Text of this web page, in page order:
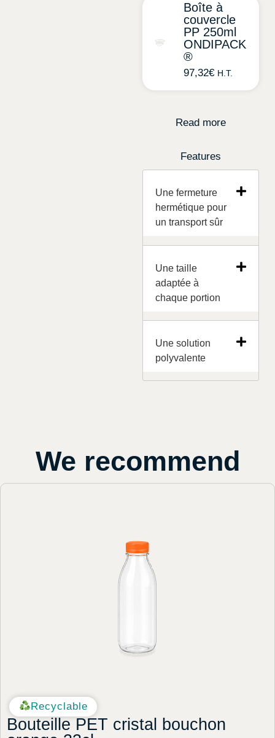
Read more
Features
Boîte à
couvercle
PP 250ml
ONDIPACK
®
97,32€ H.T.
Une fermeture
hermétique pour
un transport sûr
Une taille
adaptée à
chaque portion
Une solution
polyvalente
We recommend
Recyclable
Bouteille PET cristal bouchon